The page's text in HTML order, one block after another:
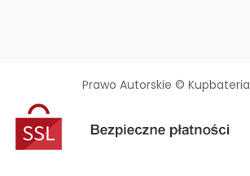
Prawo Autorskie ©